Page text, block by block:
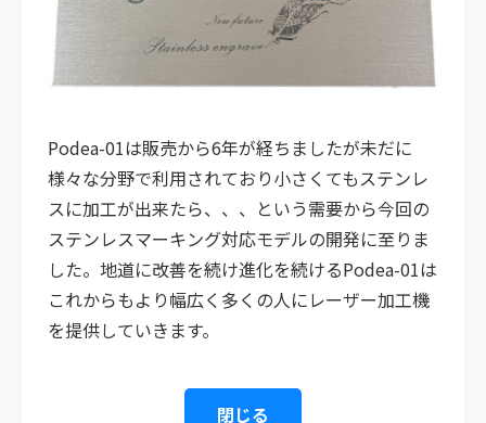
Podea-01は販売から6年が経ちましたが未だに
様々な分野で利用されており小さくてもステンレ
スに加工が出来たら、、、という需要から今回の
ステンレスマーキング対応モデルの開発に至りま
した。地道に改善を続け進化を続けるPodea-01は
これからもより幅広く多くの人にレーザー加工機
を提供していきます。
閉じる